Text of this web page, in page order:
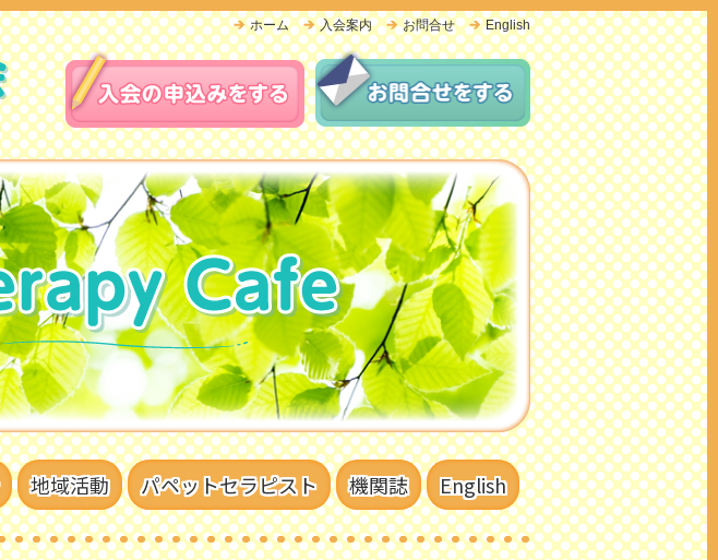
ホーム 入会案内 お問合せ English
地域活動 パペットセラピスト 機関誌 English